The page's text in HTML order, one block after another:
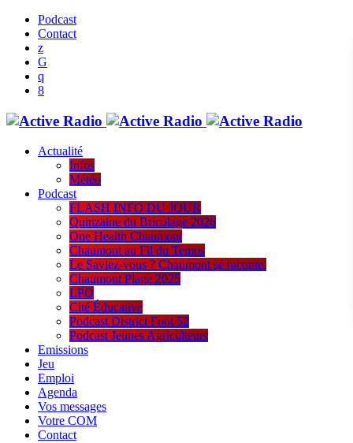
Podcast
Contact
Actualité
Infos
Météo
Podcast
FLASH INFO DU JOUR
Quinzaine du Bricolage 2026
One Health Chaumont
Chaumont au Fil du Temps
Le Saviez-vous ? Chaumont se raconte.
Chaumont Plage 2025
LPO
Cité Éducative
Podcast District Foot 52
Podcast Jeunes Agriculteurs
Emissions
Jeu
Emploi
Agenda
Vos messages
Votre COM
Contact